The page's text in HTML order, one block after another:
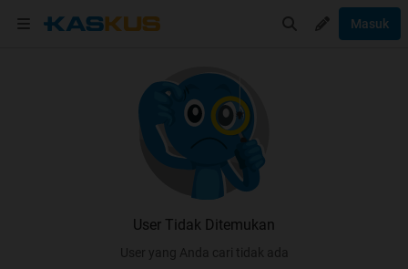
Masuk
User Tidak Ditemukan
User yang Anda cari tidak ada